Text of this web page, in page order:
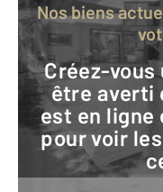
Nos biens actuels ne correspondent pas à
Créez-vous une alerte mail pour
être averti
est en ligne
pour voir